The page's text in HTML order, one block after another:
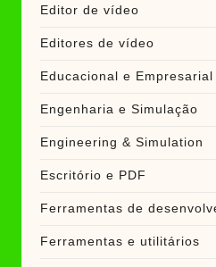
Editor de vídeo
Editores de vídeo
Educacional e Empresarial
Engenharia e Simulação
Engineering & Simulation
Escritório e PDF
Ferramentas de
Ferramentas e utilitários